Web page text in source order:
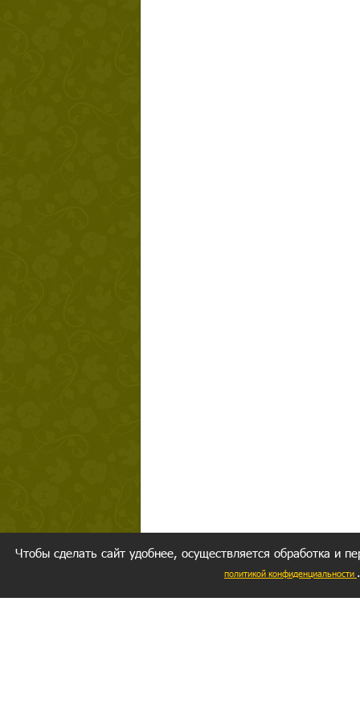
Чтобы сделать сайт удобнее, осуществляется обработка и
политикой конфиденциальности